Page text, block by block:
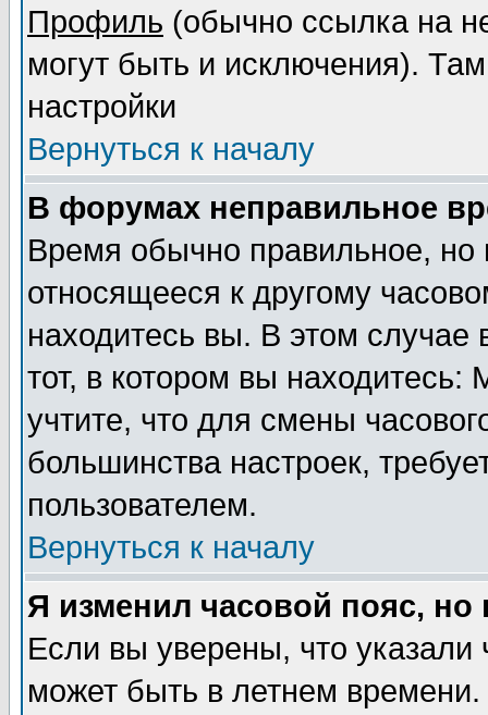
Профиль (обычно ссылка на
могут быть и исключения).
настройки
Вернуться к началу
В форумах неправильное
Время обычно правильное,
относящееся к другому
находитесь вы. В этом
тот, в котором вы
учтите, что для смены
большинства настроек,
пользователем.
Вернуться к началу
Я изменил часовой пояс,
Если вы уверены, что указали
может быть в летнем